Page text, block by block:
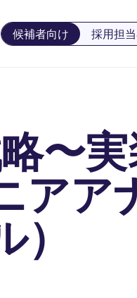
候補者向け 採用担
〜
アア